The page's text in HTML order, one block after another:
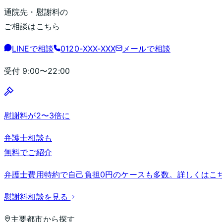
通院先・慰謝料の
ご相談はこちら
LINEで相談 0120-XXX-XXX メールで相談
受付 9:00〜22:00
慰謝料が2〜3倍に
弁護士相談も
無料でご紹介
弁護士費用特約で自己負担0円のケースも多数。詳しくはこ
慰謝料相談を見る
主要都市から探す